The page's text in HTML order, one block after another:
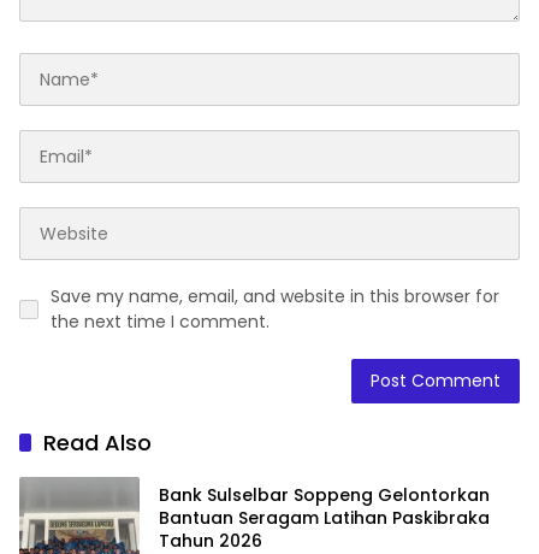
Save my name, email, and website in this browser for
the next time I comment.
Read Also
Bank Sulselbar Soppeng Gelontorkan
Bantuan Seragam Latihan Paskibraka
Tahun 2026